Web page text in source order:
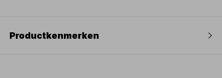
Productkenmerken